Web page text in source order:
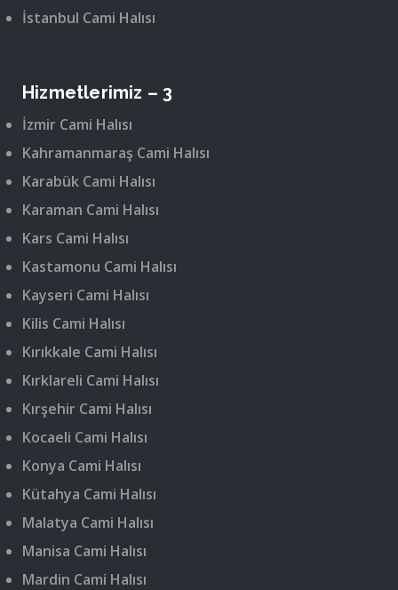
İstanbul Cami Halısı
Hizmetlerimiz – 3
İzmir Cami Halısı
Kahramanmaraş Cami Halısı
Karabük Cami Halısı
Karaman Cami Halısı
Kars Cami Halısı
Kastamonu Cami Halısı
Kayseri Cami Halısı
Kilis Cami Halısı
Kırıkkale Cami Halısı
Kırklareli Cami Halısı
Kırşehir Cami Halısı
Kocaeli Cami Halısı
Konya Cami Halısı
Kütahya Cami Halısı
Malatya Cami Halısı
Manisa Cami Halısı
Mardin Cami Halısı